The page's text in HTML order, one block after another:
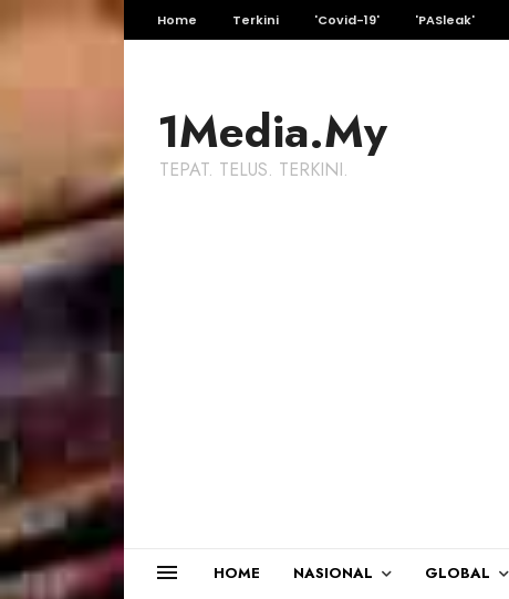
Home Terkini 'Covid-19' 'PASleak'
1Media.My
TEPAT. TELUS. TERKINI.
HOME NASIONAL GLOBAL